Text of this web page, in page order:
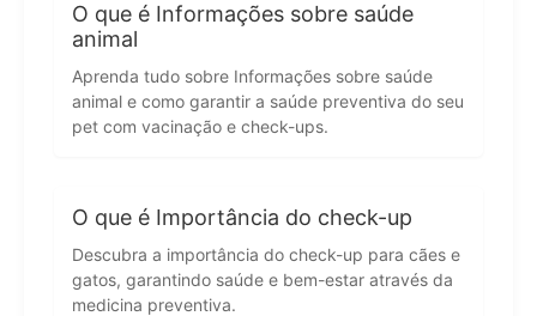
O que é Informações sobre saúde
animal
Aprenda tudo sobre Informações sobre saúde
animal e como garantir a saúde preventiva do seu
pet com vacinação e check-ups.
O que é Importância do check-up
Descubra a importância do check-up para cães e
gatos, garantindo saúde e bem-estar através da
medicina preventiva.